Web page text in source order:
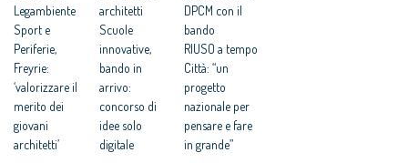
Legambiente
Sport e
Periferie,
Freyrie:
‘valorizzare il
merito dei
giovani
architetti’
architetti
Scuole
innovative,
bando in
arrivo:
concorso di
idee solo
digitale
DPCM con il
bando
RIUSO a tempo
Città: “un
progetto
nazionale per
pensare e fare
in grande”